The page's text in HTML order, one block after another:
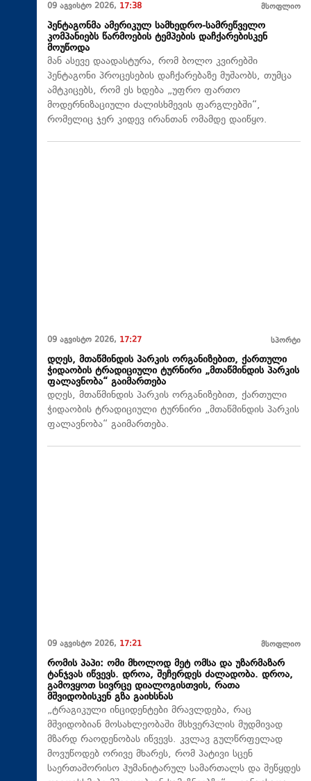
09 აგვისტო 2026, 17:38 მსოფლიო
პენტაგონმა ამერიკულ სამხედრო-სამრეწველო
კომპანიებს წარმოების ტემპების დაჩქარებისკენ
მოუწოდა
მან ასევე დაადასტურა, რომ ბოლო კვირებში
პენტაგონი პროცესების დაჩქარებაზე მუშაობს, თუმცა
ამტკიცებს, რომ ეს ხდება „უფრო ფართო
მოდერნიზაციული ძალისხმევის ფარგლებში“,
რომელიც ჯერ კიდევ ირანთან ომამდე დაიწყო.
09 აგვისტო 2026, 17:27 სპორტი
დღეს, მთაწმინდის პარკის ორგანიზებით, ქართული
ჭიდაობის ტრადიციული ტურნირი „მთაწმინდის პარკის
ფალავნობა“ გაიმართება
დღეს, მთაწმინდის პარკის ორგანიზებით, ქართული
ჭიდაობის ტრადიციული ტურნირი „მთაწმინდის პარკის
ფალავნობა“ გაიმართება.
09 აგვისტო 2026, 17:21 მსოფლიო
რომის პაპი: ომი მხოლოდ მეტ ომსა და უზარმაზარ
ტანჯვას იწვევს. დროა, შეჩერდეს ძალადობა. დროა,
გამოვყოთ სივრცე დიალოგისთვის, რათა
მშვიდობისკენ გზა გაიხსნას
„ტრაგიკული ინციდენტები მრავლდება, რაც
მშვიდობიან მოსახლეობაში მსხვერპლის მუდმივად
მზარდ რაოდენობას იწვევს. კვლავ გულწრფელად
მოვუწოდებ ორივე მხარეს, რომ პატივი სცენ
საერთაშორისო ჰუმანიტარულ სამართალს და შეწყდეს